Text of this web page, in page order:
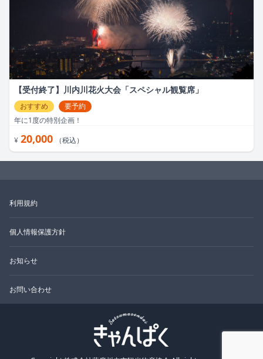
【受付終了】川内川花火大会「スペシャル観覧席」
おすすめ
要予約
年に1度の特別企画！
¥ 20,000 （税込）
利用規約
個人情報保護方針
お知らせ
お問い合わせ